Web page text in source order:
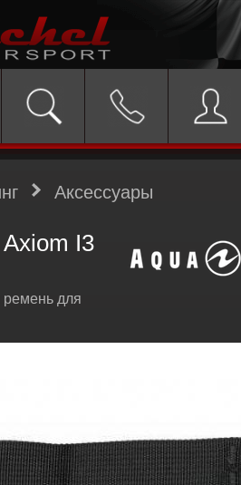
Аксессуары
I3
для